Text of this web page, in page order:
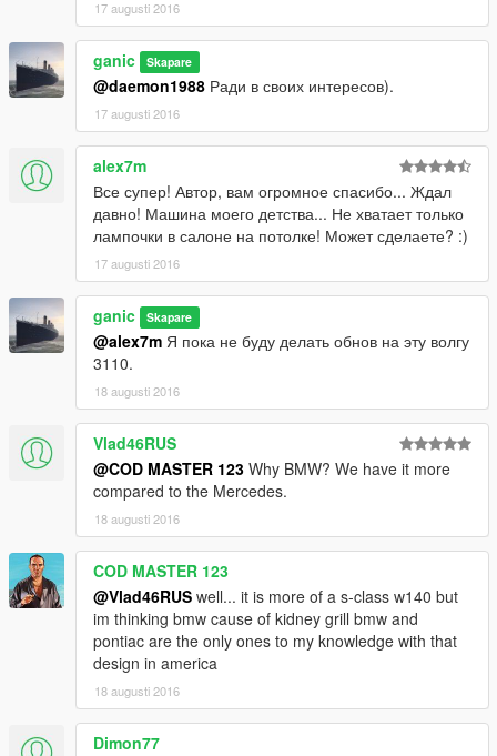
17 augusti 2016
ganic Skapare
@daemon1988 Ради в своих интересов).
17 augusti 2016
alex7m
Все супер! Автор, вам огромное спасибо... Ждал
давно! Машина моего детства... Не хватает только
лампочки в салоне на потолке! Может сделаете? :)
17 augusti 2016
ganic Skapare
@alex7m Я пока не буду делать обнов на эту волгу
3110.
18 augusti 2016
Vlad46RUS
@COD MASTER 123 Why BMW? We have it more
compared to the Mercedes.
18 augusti 2016
COD MASTER 123
@Vlad46RUS well... it is more of a s-class w140 but
im thinking bmw cause of kidney grill bmw and
pontiac are the only ones to my knowledge with that
design in america
18 augusti 2016
Dimon77